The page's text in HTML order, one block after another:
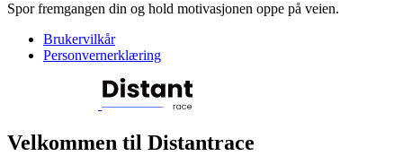
Spor fremgangen din og hold motivasjonen oppe på veien.
Brukervilkår
Personvernerklæring
Velkommen til Distantrace